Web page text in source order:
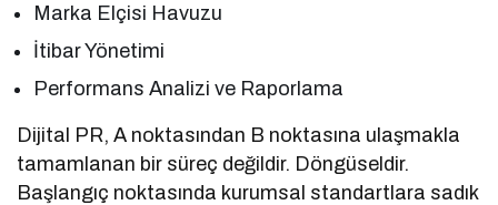
Marka Elçisi Havuzu
İtibar Yönetimi
Performans Analizi ve Raporlama
Dijital PR, A noktasından B noktasına ulaşmakla
tamamlanan bir süreç değildir. Döngüseldir.
Başlangıç noktasında kurumsal standartlara sadık